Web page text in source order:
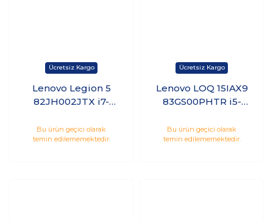
Lenovo Legion 5
82JH002JTX i7-
6GB RTX3060 165Hz
QHD 15.6 Freedos
Bu ürün geçici olarak
temin edilememektedir.
Lenovo LOQ 15IAX9
83GS00PHTR i5-
SSD 8GB RTX4060
(105W) 15.6" 144Hz
Bu ürün geçici olarak
temin edilememektedir.